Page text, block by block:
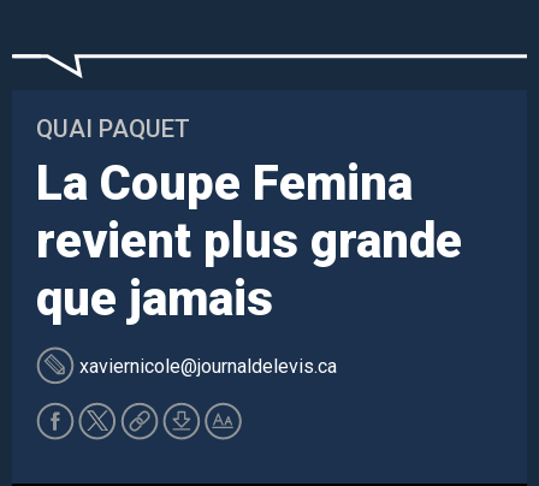
QUAI PAQUET
La Coupe Femina
revient plus grande
que jamais
xaviernicole@journaldelevis.ca